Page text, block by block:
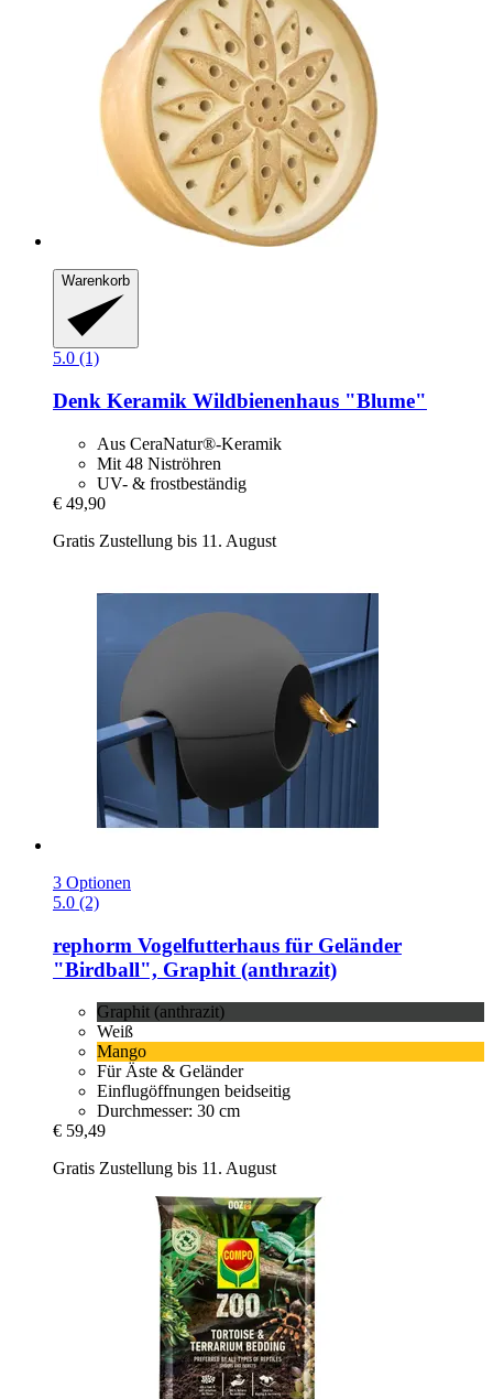
Warenkorb
5.0 (1)
Denk Keramik Wildbienenhaus "Blume"
Aus CeraNatur®-Keramik
Mit 48 Niströhren
UV- & frostbeständig
€ 49,90
Gratis Zustellung bis 11. August
3 Optionen
5.0 (2)
rephorm Vogelfutterhaus für Geländer
"Birdball", Graphit (anthrazit)
Graphit (anthrazit)
Weiß
Mango
Für Äste & Geländer
Einflugöffnungen beidseitig
Durchmesser: 30 cm
€ 59,49
Gratis Zustellung bis 11. August